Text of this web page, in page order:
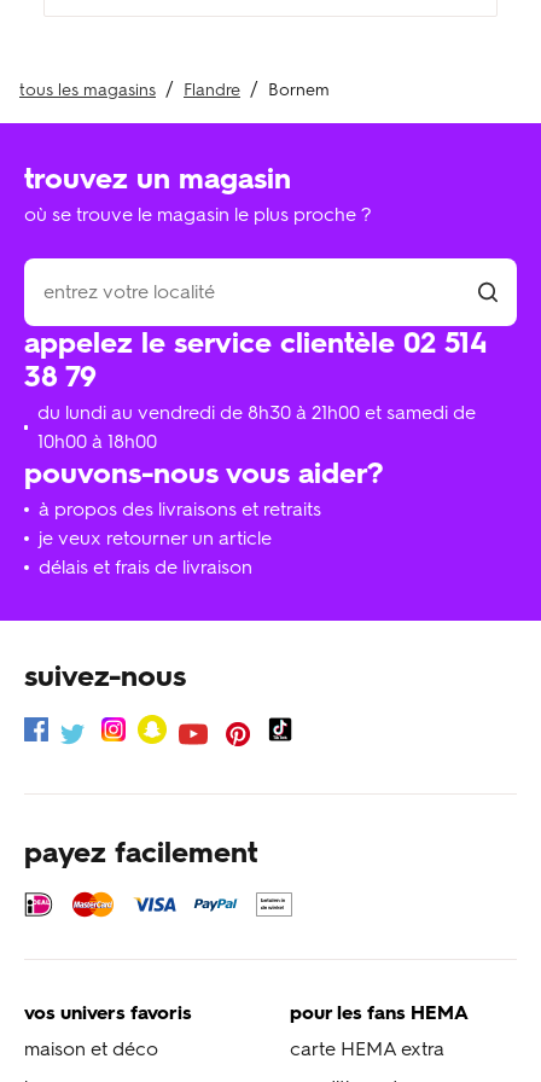
tous les magasins Flandre Bornem
pouvons-nous vous aider?
à propos des livraisons et retraits
je veux retourner un article
délais et frais de livraison
appelez le service clientèle 02 514
38 79
du lundi au vendredi de 8h30 à 21h00 et samedi de
10h00 à 18h00
trouvez un magasin
où se trouve le magasin le plus proche ?
suivez-nous
payez facilement
vos univers favoris
maison et déco
pour les fans HEMA
carte HEMA extra